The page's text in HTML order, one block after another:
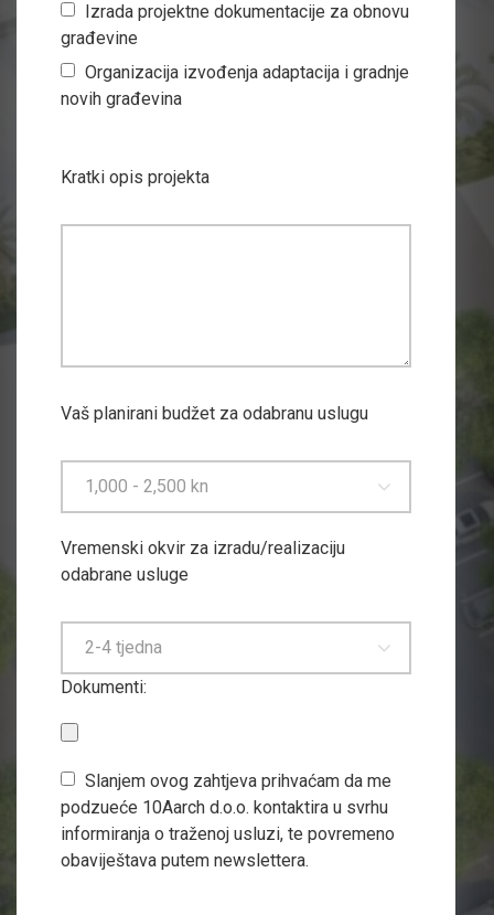
Izrada projektne dokumentacije za obnovu
građevine
Organizacija izvođenja adaptacija i gradnje
novih građevina
Kratki opis projekta
Vaš planirani budžet za odabranu uslugu
1,000 - 2,500 kn
Vremenski okvir za izradu/realizaciju
odabrane usluge
2-4 tjedna
Dokumenti:
Slanjem ovog zahtjeva prihvaćam da me
podzueće 10Aarch d.o.o. kontaktira u svrhu
informiranja o traženoj usluzi, te povremeno
obaviještava putem newslettera.